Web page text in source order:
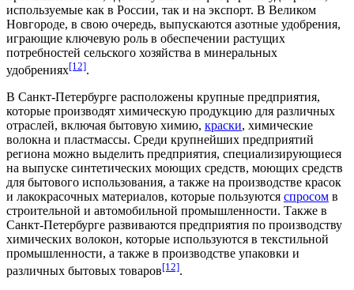
используемые как в России, так и на экспорт. В Великом
Новгороде, в свою очередь, выпускаются азотные удобрения,
играющие ключевую роль в обеспечении растущих
потребностей сельского хозяйства в минеральных
удобрениях[12].
В Санкт-Петербурге расположены крупные предприятия,
которые производят химическую продукцию для различных
отраслей, включая бытовую химию, краски, химические
волокна и пластмассы. Среди крупнейших предприятий
региона можно выделить предприятия, специализирующиеся
на выпуске синтетических моющих средств, моющих средств
для бытового использования, а также на производстве красок
и лакокрасочных материалов, которые пользуются спросом в
строительной и автомобильной промышленности. Также в
Санкт-Петербурге развиваются предприятия по производству
химических волокон, которые используются в текстильной
промышленности, а также в производстве упаковки и
различных бытовых товаров[12].